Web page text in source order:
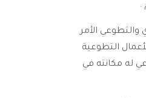
الأمر
التطوعية
له مكانته في